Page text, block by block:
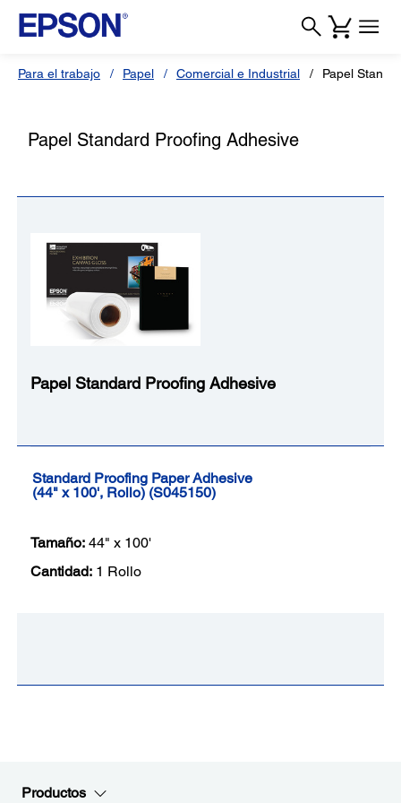
Para el trabajo Papel Comercial e Industrial Papel
Papel Standard Proofing Adhesive
Papel Standard Proofing Adhesive
Standard Proofing Paper Adhesive
(44" x 100', Rollo) (S045150)
Tamaño: 44" x 100'
Cantidad: 1 Rollo
Productos